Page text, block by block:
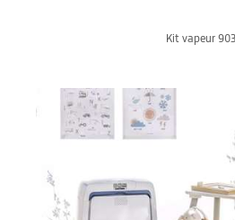
Kit vapeur 903